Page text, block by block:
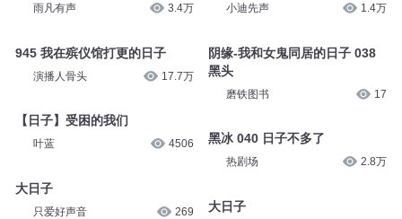
雨凡有声 3.4万
945 我在殡仪馆打更的日子
演播人骨头 17.7万
【日子】受困的我们
叶蓝 4506
大日子
只爱好声音 269
小迪先声 1.4万
阴缘-我和女鬼同居的日子 038
黑头
磨铁图书 17
黑冰 040 日子不多了
热剧场 2.8万
大日子